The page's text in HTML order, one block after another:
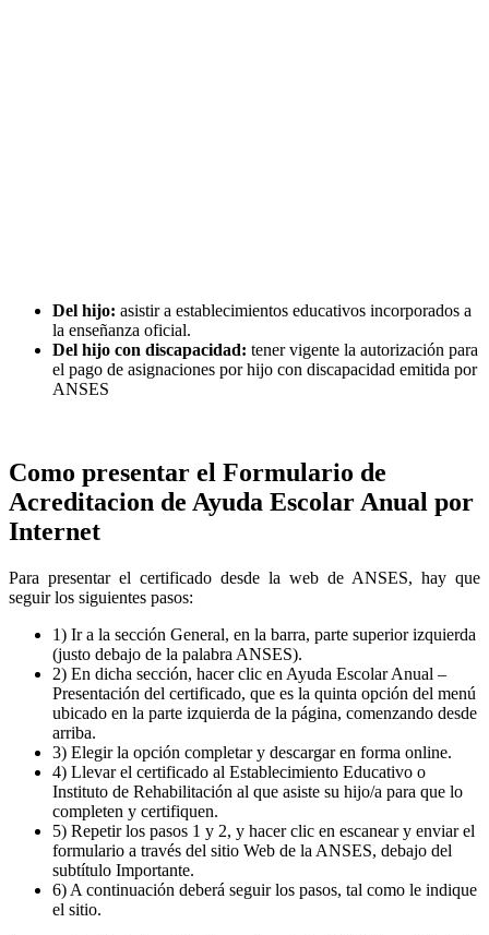
Del hijo: asistir a establecimientos educativos incorporados a
la enseñanza oficial.
Del hijo con discapacidad: tener vigente la autorización para
el pago de asignaciones por hijo con discapacidad emitida por
ANSES
Como presentar el Formulario de
Acreditacion de Ayuda Escolar Anual por
Internet
Para presentar el certificado desde la web de ANSES, hay que
seguir los siguientes pasos:
1) Ir a la sección General, en la barra, parte superior izquierda
(justo debajo de la palabra ANSES).
2) En dicha sección, hacer clic en Ayuda Escolar Anual –
Presentación del certificado, que es la quinta opción del menú
ubicado en la parte izquierda de la página, comenzando desde
arriba.
3) Elegir la opción completar y descargar en forma online.
4) Llevar el certificado al Establecimiento Educativo o
Instituto de Rehabilitación al que asiste su hijo/a para que lo
completen y certifiquen.
5) Repetir los pasos 1 y 2, y hacer clic en escanear y enviar el
formulario a través del sitio Web de la ANSES, debajo del
subtítulo Importante.
6) A continuación deberá seguir los pasos, tal como le indique
el sitio.